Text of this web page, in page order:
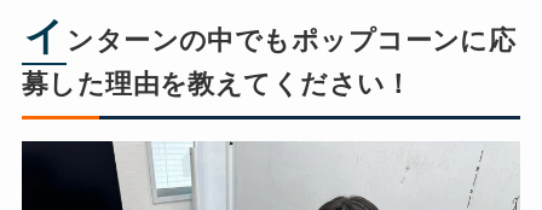
イ ンターンの中でもポップコーンに応
募した理由を教えてください！